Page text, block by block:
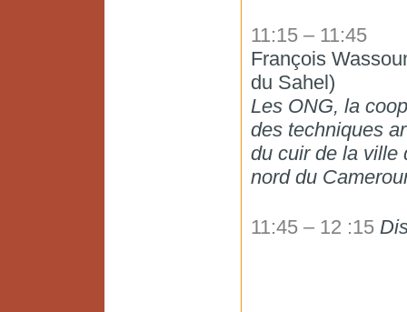
11:15 – 11:45
François
du Sahel)
Les ONG, la
des techniques
du cuir de la ville
nord du
11:45 – 12 :15